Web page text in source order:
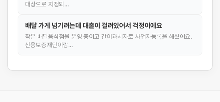
대상으로 지정되…
배달 가게 넘기려는데 대출이 걸려있어서 걱정이에요
작은 배달음식점을 운영 중이고 간이과세자로 사업자등록을 해뒀어요.
신용보증재단이랑…